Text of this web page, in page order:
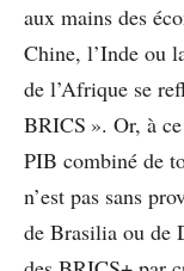
aux mains des
Chine, l’Inde ou
de l’Afrique se
BRICS ». Or, à
PIB combiné de
n’est pas sans
de Brasilia ou de